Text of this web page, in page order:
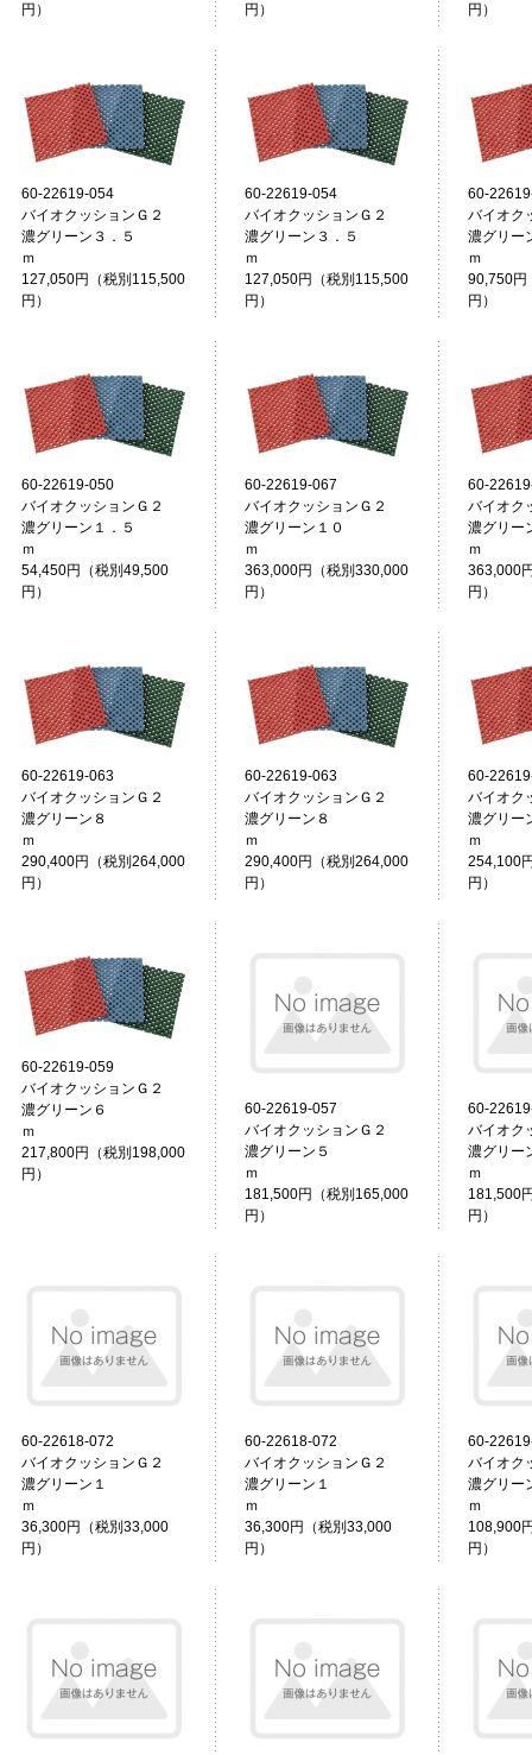
円）
円）
円）
60-22619-054
バイオクッションＧ２
濃グリーン３．５
ｍ
127,050円（税別115,500
円）
60-22619-054
バイオクッションＧ２
濃グリーン３．５
ｍ
127,050円（税別115,500
円）
60-
バイオ
濃グリー
90,750円
円）
60-22619-050
バイオクッションＧ２
濃グリーン１．５
ｍ
54,450円（税別49,500
円）
60-22619-067
バイオクッションＧ２
濃グリーン１０
ｍ
363,000円（税別330,000
円）
60-
バイオ
濃グリー
363,000
円）
60-22619-063
バイオクッションＧ２
濃グリーン８
ｍ
290,400円（税別264,000
円）
60-22619-063
バイオクッションＧ２
濃グリーン８
ｍ
290,400円（税別264,000
円）
60-
バイオ
濃グリー
254,100
円）
60-22619-059
バイオクッションＧ２
濃グリーン６
ｍ
217,800円（税別198,000
円）
60-22619-057
バイオクッションＧ２
濃グリーン５
ｍ
181,500円（税別165,000
円）
60-
バイオ
濃グリー
181,500
円）
60-22618-072
バイオクッションＧ２
濃グリーン１
ｍ
36,300円（税別33,000
円）
60-22618-072
バイオクッションＧ２
濃グリーン１
ｍ
36,300円（税別33,000
円）
60-
バイオ
濃グリー
108,900
円）